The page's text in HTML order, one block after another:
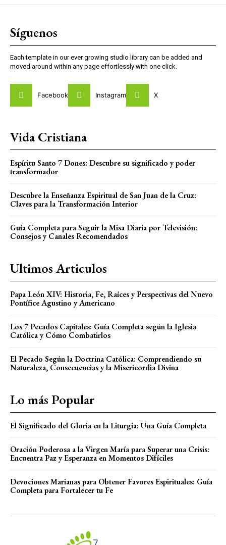
Síguenos
Each template in our ever growing studio library can be added and
moved around within any page effortlessly with one click.
Facebook Instagram X
Vida Cristiana
Espíritu Santo 7 Dones: Descubre su significado y poder
transformador
Descubre la Enseñanza Espiritual de San Juan de la Cruz:
Claves para la Transformación Interior
Guía Completa para Seguir la Misa Diaria por Televisión:
Consejos y Canales Recomendados
Ultimos Articulos
Papa León XIV: Historia, Fe, Raíces y Perspectivas del Nuevo
Pontífice Agustino y Americano
Los 7 Pecados Capitales: Guía Completa según la Iglesia
Católica y Cómo Combatirlos
El Pecado Según la Doctrina Católica: Comprendiendo su
Naturaleza, Consecuencias y la Misericordia Divina
Lo más Popular
El Significado del Gloria en la Liturgia: Una Guía Completa
Oración Poderosa a la Virgen María para Superar una Crisis:
Encuentra Paz y Esperanza en Momentos Difíciles
Devociones Marianas para Obtener Favores Espirituales: Guía
Completa para Fortalecer tu Fe